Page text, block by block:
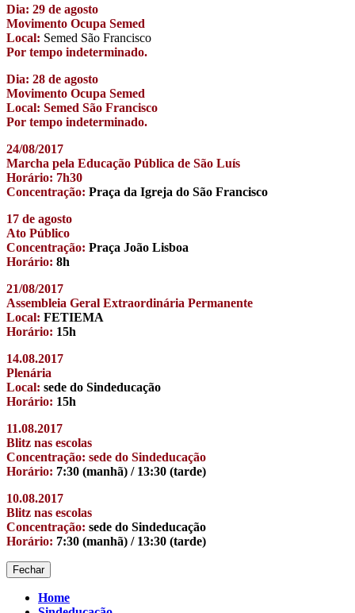
Dia: 29 de agosto
Movimento Ocupa Semed
Local: Semed São Francisco
Por tempo indeterminado.
Dia: 28 de agosto
Movimento Ocupa Semed
Local: Semed São Francisco
Por tempo indeterminado.
24/08/2017
Marcha pela Educação Pública de São Luís
Horário: 7h30
Concentração: Praça da Igreja do São Francisco
17 de agosto
Ato Público
Concentração: Praça João Lisboa
Horário: 8h
21/08/2017
Assembleia Geral Extraordinária Permanente
Local: FETIEMA
Horário: 15h
14.08.2017
Plenária
Local: sede do Sindeducação
Horário: 15h
11.08.2017
Blitz nas escolas
Concentração: sede do Sindeducação
Horário: 7:30 (manhã) / 13:30 (tarde)
10.08.2017
Blitz nas escolas
Concentração: sede do Sindeducação
Horário: 7:30 (manhã) / 13:30 (tarde)
Fechar
Home